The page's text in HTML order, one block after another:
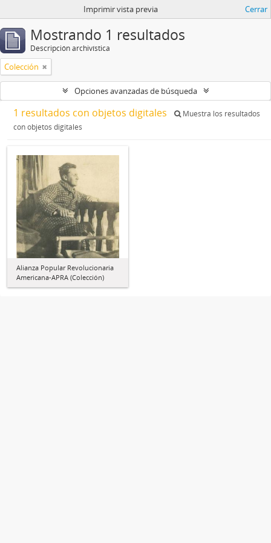
Imprimir vista previa Cerrar
Mostrando 1 resultados
Descripción archivística
Colección
Opciones avanzadas de búsqueda
1 resultados con objetos digitales
Muestra los resultados
con objetos digitales
Alianza Popular Revolucionaria
Americana-APRA (Colección)